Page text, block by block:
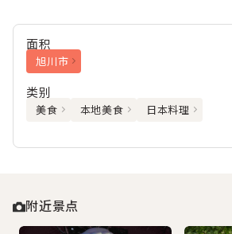
面积
旭川市
类别
美食 本地美食 日本料理
附近景点